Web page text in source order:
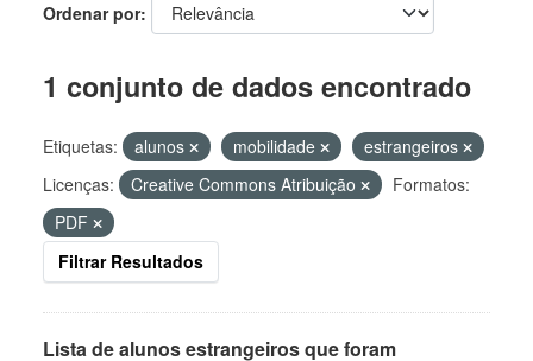
Ordenar por
1 conjunto de dados encontrado
Etiquetas: alunos mobilidade
estrangeiros
Licenças:
Creative Commons Atribuição
Formatos:
PDF
Filtrar Resultados
Lista de alunos estrangeiros que foram